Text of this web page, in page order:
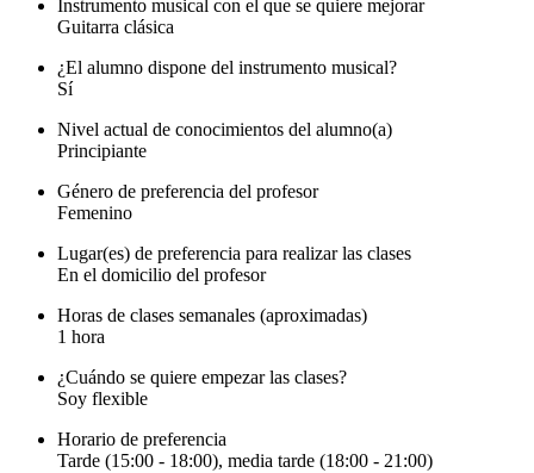
Instrumento musical con el que se quiere mejorar
Guitarra clásica
¿El alumno dispone del instrumento musical?
Sí
Nivel actual de conocimientos del alumno(a)
Principiante
Género de preferencia del profesor
Femenino
Lugar(es) de preferencia para realizar las clases
En el domicilio del profesor
Horas de clases semanales (aproximadas)
1 hora
¿Cuándo se quiere empezar las clases?
Soy flexible
Horario de preferencia
Tarde (15:00 - 18:00), media tarde (18:00 - 21:00)